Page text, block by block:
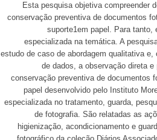
Esta pesquisa objetiva compreender
conservação preventiva de documentos
suporte1em papel. Para
especializada na temática. A
estudo de caso de abordagem qualitativa
de dados, a observação direta
conservação preventiva de documentos
papel desenvolvido pelo Instituto
especializada no tratamento, guarda,
de fotografia. São relatadas as
higienização, acondicionamento e